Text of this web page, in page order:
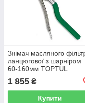
Знімач масляного
ланцюгової з шарніром
60-160мм TOPTUL
JDBA60G0R
1 855 ₴
Купити